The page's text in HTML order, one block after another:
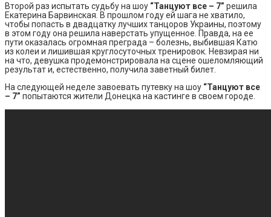
Второй раз испытать судьбу на шоу “Танцуют все – 7” решила
Екатерина Барвинская. В прошлом году ей шага не хватило,
чтобы попасть в двадцатку лучших танцоров Украины, поэтому
в этом году она решила наверстать упущенное. Правда, на ее
пути оказалась огромная преграда – болезнь, выбившая Катю
из колеи и лишившая круглосуточных тренировок. Невзирая ни
на что, девушка продемонстрировала на сцене ошеломляющий
результат и, естественно, получила заветный билет.
На следующей неделе завоевать путевку на шоу “Танцуют все
– 7” попытаются жители Донецка на кастинге в своем городе.